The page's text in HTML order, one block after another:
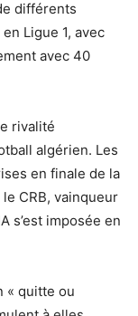
différents
Ligue 1, avec
avec 40
rivalité
algérien. Les
en finale de la
CRB, vainqueur
s’est imposée en
« quitte ou